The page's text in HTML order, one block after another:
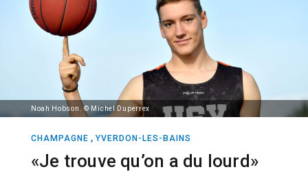
Noah Hobson. © Michel Duperrex
CHAMPAGNE , YVERDON-LES-BAINS
«Je trouve qu’on a du lourd»